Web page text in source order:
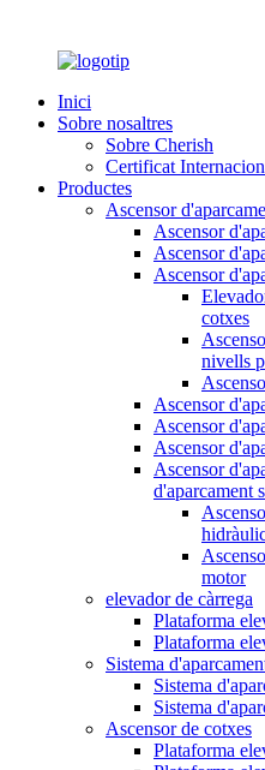
Inici
Sobre nosaltres
Sobre Cherish
Certificat
Productes
Ascensor
Ascensor
Ascensor
Ascensor
cotxes
nivells
Ascensor
Ascensor
Ascensor
Ascensor
d'aparcament
motor
elevador de càrrega
Plataforma
Plataforma
Sistema
Sistema
Sistema
Ascensor de cotxes
Plataforma